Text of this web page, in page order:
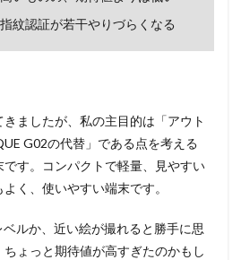
紋認証が若干やりづらくなる
ましたが、私の主目的は「アウト
G02の代替」である点を考える
す。コンパクトで軽量、見やすい
く、使いやすい端末です。
ルか、近い絵が撮れると勝手に思
ょっと期待値が高すぎたのかもし